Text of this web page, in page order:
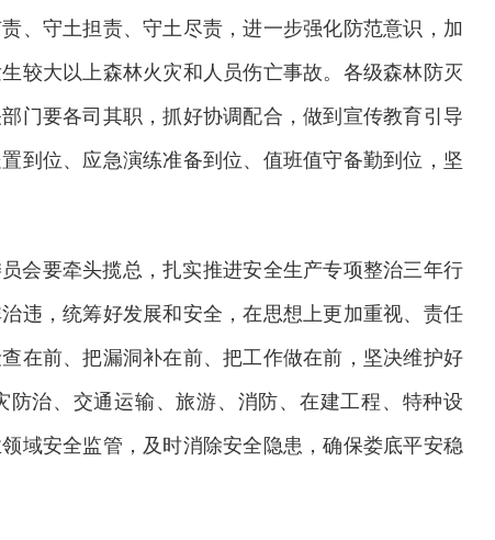
、守土担责、守土尽责，进一步强化防范意识，加
较大以上森林火灾和人员伤亡事故。各级森林防灭
门要各司其职，抓好协调配合，做到宣传教育引导
到位、应急演练准备到位、值班值守备勤到位，坚
会要牵头揽总，扎实推进安全生产专项整治三年行
违，统筹好发展和安全，在思想上更加重视、责任
在前、把漏洞补在前、把工作做在前，坚决维护好
治、交通运输、旅游、消防、在建工程、特种设
域安全监管，及时消除安全隐患，确保娄底平安稳